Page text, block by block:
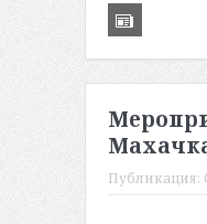
Публикация: